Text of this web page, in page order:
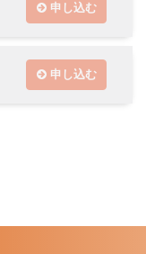
申し込む
申し込む